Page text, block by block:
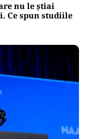
nu le știai
Ce spun studiile